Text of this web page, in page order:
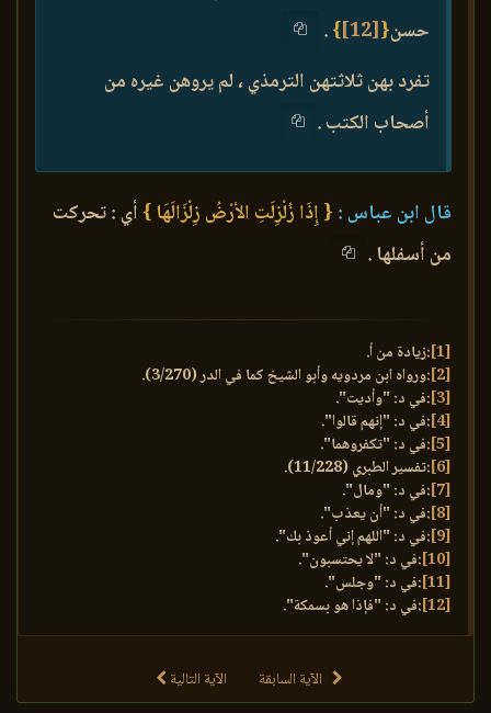
حسن{
[12]
}
.
تفرد بهن ثلاثتهن الترمذي ، لم يروهن غيره من
أصحاب الكتب .
قال ابن عباس : { إِذَا زُلْزِلَتِ الأرْضُ زِلْزَالَهَا } أي : تحركت
من أسفلها .
[1] :زيادة من أ.
[2] :ورواه ابن مردويه وأبو الشيخ كما في الدر (3/270).
[3] :في د: "وأديت".
[4] :في د: "إنهم قالوا".
[5] :في د: "تكفروهما".
[6] :تفسير الطبري (11/228).
[7] :في د: "ومال".
[8] :في د: "أن يعذب".
[9] :في د: "اللهم إني أعوذ بك".
[10]
:في د: "لا يحتسبون".
[11]
:في د: "وجلس".
[12]
:في د: "فإذا هو بسمكة".
الآية السابقة الآية التالية